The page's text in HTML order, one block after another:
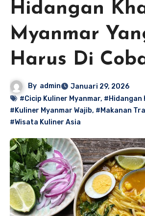
Hidangan
Myanmar
Harus Di
By admin
Januari 29, 2026
#Cicip Kuliner Myanmar, #Hidangan
#Kuliner Myanmar Wajib, #Makanan
#Wisata Kuliner Asia